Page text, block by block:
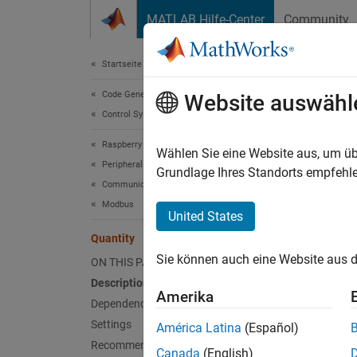
MATLAB Hilfe-Center Community
Startseite der Dokumentation
Code Generation
Control Systems
Raspberry Pi Blockset
Peripherals
Communication
Modbus
Quantity
ON THIS PAGE
Description
Dependencies
Settings
Recommended Settings
Website
Wählen Sie eine Website aus, um
Grundlage Ihres Standorts
United States
Sie können auch eine Website aus
Amerika
América Latina (Español)
Canada (English)